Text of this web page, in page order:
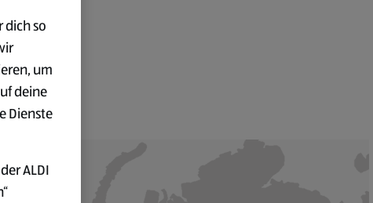
dich so
um
deine
Dienste
ALDI